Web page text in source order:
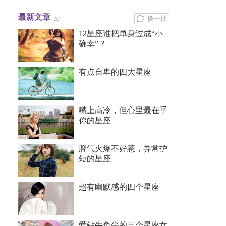
换一批
最新文章
12星座谁把单身过成“小
确幸”？
有点自卑的四大星座
嘴上高冷，但心里最在乎
你的星座
脾气火爆不好惹，异常护
短的星座
超有幽默感的四个星座